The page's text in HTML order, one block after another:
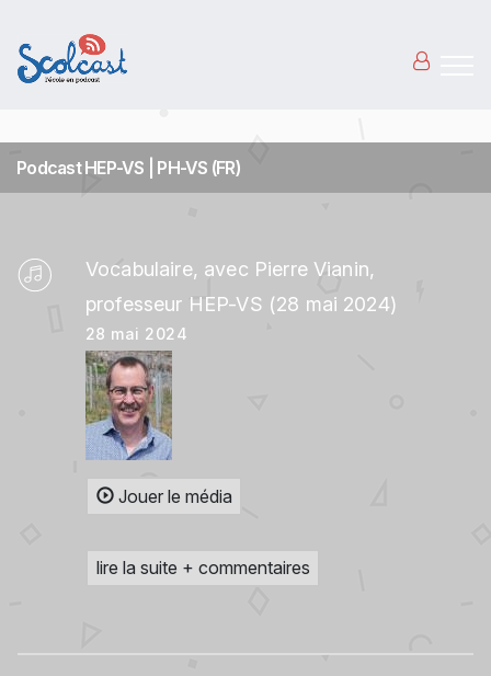
Podcast HEP-VS | PH-VS (FR)
Vocabulaire, avec Pierre Vianin,
professeur HEP-VS (28 mai 2024)
28 mai 2024
Jouer le média
lire la suite + commentaires